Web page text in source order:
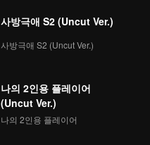
사방극애 S2 (Uncut Ver.)
사방극애 S2 (Uncut Ver.)
나의 2인용 플레이어
(Uncut Ver.)
나의 2인용 플레이어